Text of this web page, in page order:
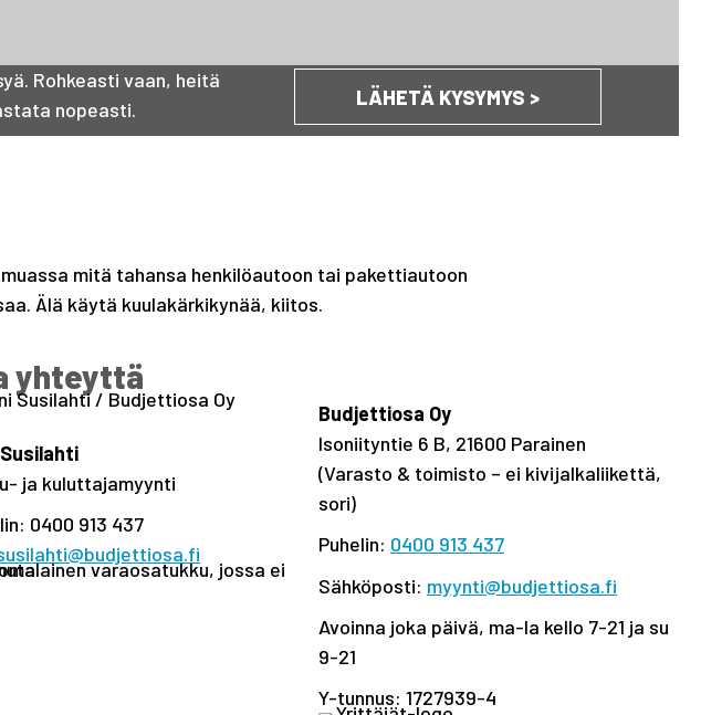
Rohkeasti vaan, heitä
nopeasti.
LÄHETÄ KYSYMYS >
mitä tahansa henkilöautoon tai pakettiautoon
Älä käytä kuulakärkikynää, kiitos.
yhteyttä
ja kuluttajamyynti
0400 913 437
Budjettiosa Oy
Isoniityntie 6 B, 21600 Parainen
(Varasto & toimisto – ei kivijalkaliikettä,
sori)
Puhelin: 0400 913 437
Sähköposti: myynti@budjettiosa.fi
Avoinna joka päivä, ma-la kello 7-21 ja su
9-21
Y-tunnus: 1727939-4